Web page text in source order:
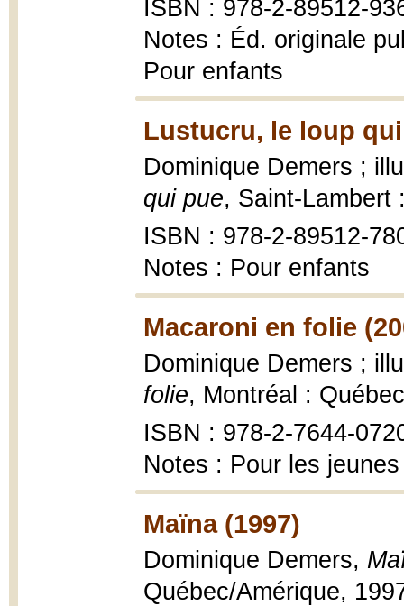
ISBN : 978-2-89512-
Notes : Éd. originale
Pour enfants
Lustucru, le loup
Dominique Demers ;
qui pue, Saint-Lambert
ISBN : 978-2-89512-
Notes : Pour enfants
Macaroni en folie
Dominique Demers ;
folie, Montréal :
ISBN : 978-2-7644-
Notes : Pour les jeunes
Maïna (1997)
Dominique Demers,
Québec/Amérique,